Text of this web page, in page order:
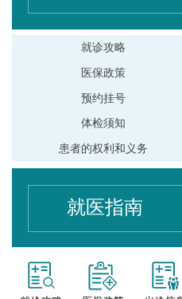
就诊攻略
医保政策
预约挂号
体检须知
患者的权利和义务
就医指南